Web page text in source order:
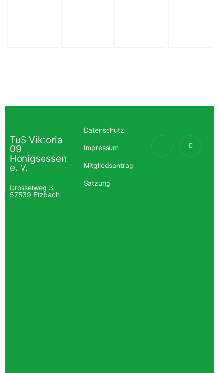
TuS Viktoria
09
Honigsessen
e. V.
Drosselweg 3
57539 Etzbach
Datenschutz
Impressum
Mitgliedsantrag
Satzung